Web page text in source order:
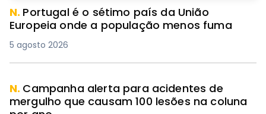
N. Portugal é o sétimo país da União
Europeia onde a população menos fuma
5 agosto 2026
N. Campanha alerta para acidentes de
mergulho que causam 100 lesões na coluna